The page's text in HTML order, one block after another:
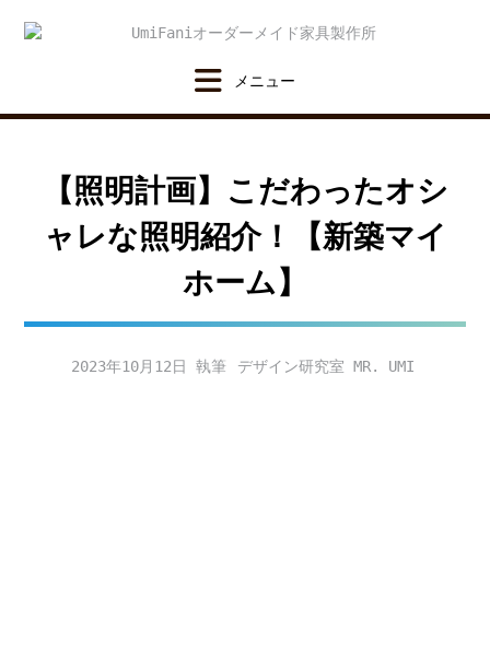
【照明計画】こだわったオシ
ャレな照明紹介！【新築マイ
ホーム】
2023年10月12日 デザイン研究室 MR. UMI